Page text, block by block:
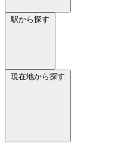
駅から探す
現在地から探す